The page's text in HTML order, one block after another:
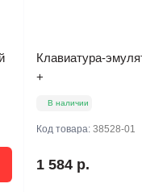
Клавиатура-
+
В наличии
Код товара:38528-01
1 584 р.